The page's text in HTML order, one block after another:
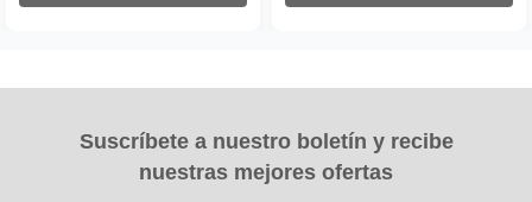
Suscríbete a nuestro boletín y recibe
nuestras mejores ofertas